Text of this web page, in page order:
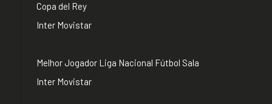
Copa del Rey
Inter Movistar
Melhor Jogador Liga Nacional Fútbol Sala
Inter Movistar